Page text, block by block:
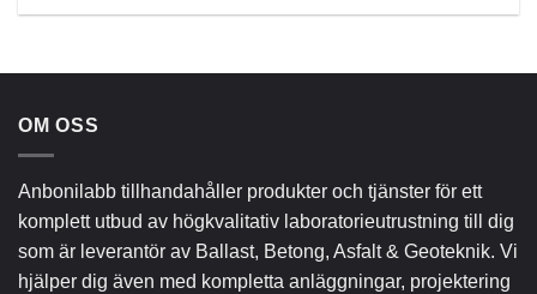
OM OSS
Anbonilabb tillhandahåller produkter och tjänster för ett
komplett utbud av högkvalitativ laboratorieutrustning till dig
som är leverantör av Ballast, Betong, Asfalt & Geoteknik. Vi
hjälper dig även med kompletta anläggningar, projektering